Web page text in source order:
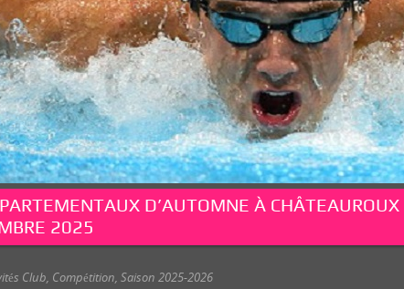
D’AUTOMNE À CHÂTEAUROUX
2025
Club, Compétition, Saison 2025-2026